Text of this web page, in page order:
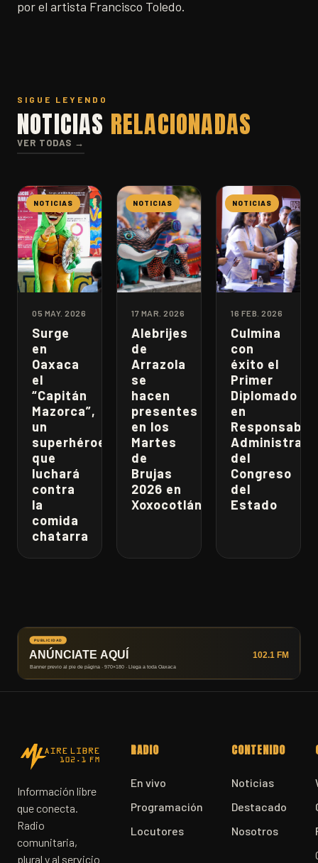
por el artista Francisco Toledo.
SIGUE LEYENDO
NOTICIAS RELACIONADAS
VER TODAS →
NOTICIAS
05 MAY. 2026
Surge
en
Oaxaca
el
“Capitán
Mazorca”,
un
superhéroe
que
luchará
contra
la
comida
chatarra
NOTICIAS
17 MAR. 2026
Alebrijes
de
Arrazola
se
hacen
presentes
en los
Martes
de
Brujas
2026 en
Xoxocotlán
NOTICIAS
16 FEB. 2026
Culmina
con
éxito el
Primer
Diplomado
en
del
Congreso
del
Estado
Información libre
que conecta.
Radio
comunitaria,
plural y al servicio
RADIO
En vivo
Programación
Locutores
CONTENIDO
Noticias
Destacado
Nosotros